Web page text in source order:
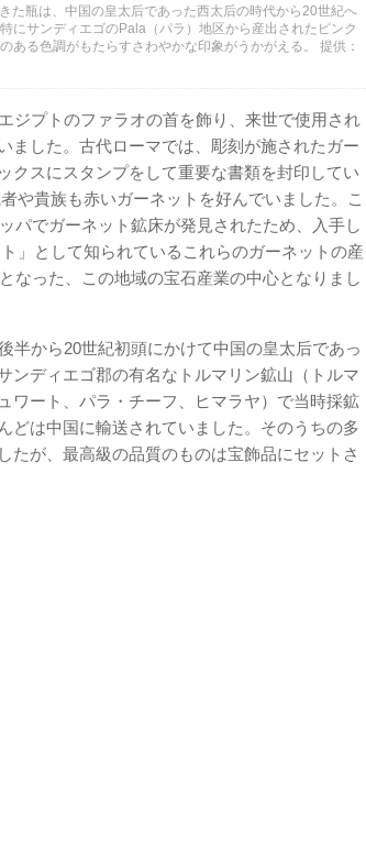
た瓶は、中国の皇太后であった西太后の時代から20世紀へ
にサンディエゴのPala（パラ）地区から産出されたピンク
ある色調がもたらすさわやかな印象がうかがえる。 提供：
ジプトのファラオの首を飾り、来世で使用され
ました。古代ローマでは、彫刻が施されたガー
クスにスタンプをして重要な書類を封印してい
や貴族も赤いガーネットを好んでいました。こ
パでガーネット鉱床が発見されたため、入手し
」として知られているこれらのガーネットの産
なった、この地域の宝石産業の中心となりまし
半から20世紀初頭にかけて中国の皇太后であっ
ンディエゴ郡の有名なトルマリン鉱山（トルマ
ワート、パラ・チーフ、ヒマラヤ）で当時採鉱
どは中国に輸送されていました。そのうちの多
たが、最高級の品質のものは宝飾品にセットさ